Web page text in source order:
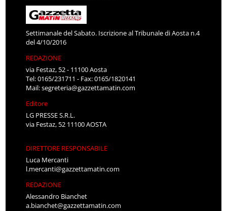
Settimanale del Sabato. Iscrizione al Tribunale di Aosta n.4
del 4/10/2016
REDAZIONE
via Festaz, 52 - 11100 Aosta
Tel: 0165/231711 - Fax: 0165/1820141
Mail:segreteria@gazzettamatin.com
Editore
LG PRESSE S.R.L.
via Festaz, 52 11100 AOSTA
DIRETTORE RESPONSABILE
Luca Mercanti
l.mercanti@gazzettamatin.com
REDAZIONE
Alessandro Bianchet
a.bianchet@gazzettamatin.com